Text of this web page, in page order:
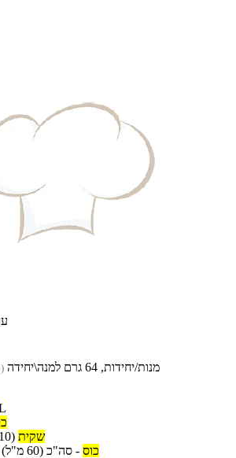
18 מנות/יחידות, 64 גרם למנה\יחידה (16-20 מנות (תלוי בגודל))
שקית (10 גרם)
כוס - סה"כ (60 מ"ל)